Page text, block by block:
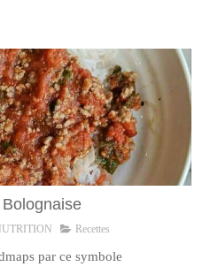
Recettes
par ce symbole